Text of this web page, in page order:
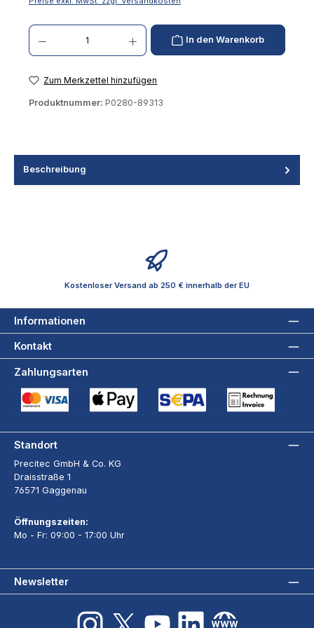
Produkt Anzahl: Gib den gewünschten Wert ein oder benutze die Schaltflächen um
In den Warenkorb
Zum Merkzettel hinzufügen
Produktnummer: P0280-89313
Beschreibung
Kostenloser Versand ab 250 € innerhalb der EU
Informationen
Kontakt
Zahlungsarten
Standort
Precitec GmbH & Co. KG
Draisstraße 1
76571 Gaggenau
Öffnungszeiten:
Mo - Fr: 09:00 - 17:00 Uhr
Newsletter